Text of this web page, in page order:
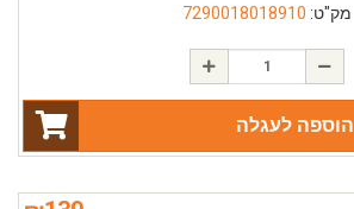
מק"ט: 7290018018910
הוספה לעגלה